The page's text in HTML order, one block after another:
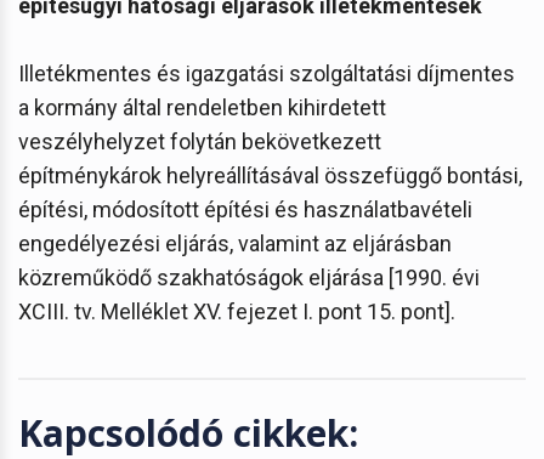
Illetékmentes és igazgatási szolgáltatási díjmentes
a kormány által rendeletben kihirdetett
veszélyhelyzet folytán bekövetkezett
építménykárok helyreállításával összefüggő bontási,
építési, módosított építési és használatbavételi
engedélyezési eljárás, valamint az eljárásban
közreműködő szakhatóságok eljárása [1990. évi
XCIII. tv. Melléklet XV. fejezet I. pont 15. pont].
Kapcsolódó cikkek: